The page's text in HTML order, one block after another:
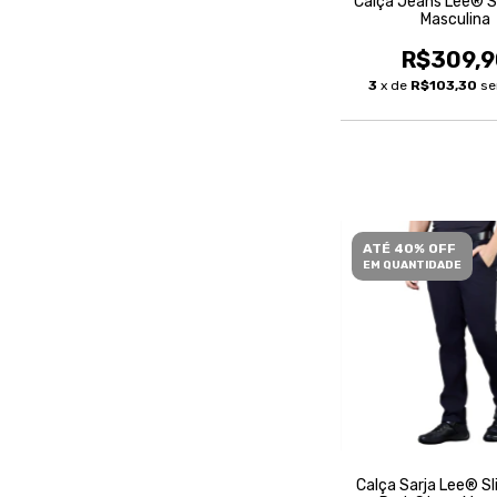
Masculina
3 x de R$103,30
ATÉ 40% OFF
EM QUANTIDADE
Calça Sarja Lee®